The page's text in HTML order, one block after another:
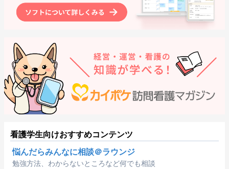
看護学生向けおすすめコンテンツ
悩んだらみんなに相談＠ラウンジ
勉強方法、わからないところなど何でも相談